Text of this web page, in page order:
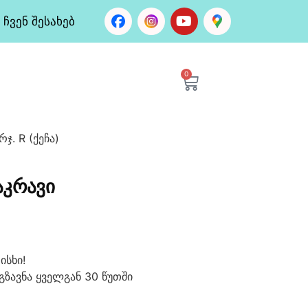
ჩვენ შესახებ
0
R (ქეჩა)
ყველგან 30 წუთში